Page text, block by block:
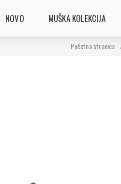
NOVO MUŠKA KOLEKCIJA
Početna stranica